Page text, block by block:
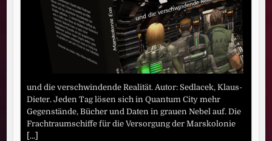
und die verschwindende Realität. Autor: Sedlacek, Klaus-
Dieter. Jeden Tag lösen sich in Quantum City mehr
Gegenstände, Bücher und Daten in grauen Nebel auf. Die
Frachtraumschiffe für die Versorgung der Marskolonie
[...]